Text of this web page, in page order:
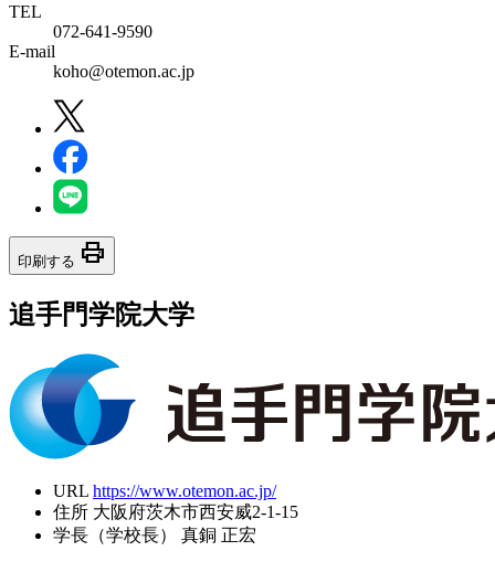
TEL
072-641-9590
E-mail
koho@otemon.ac.jp
印刷する print
追手門学院大学
URL https://www.otemon.ac.jp/
住所 大阪府茨木市西安威2-1-15
学長（学校長）
真銅 正宏